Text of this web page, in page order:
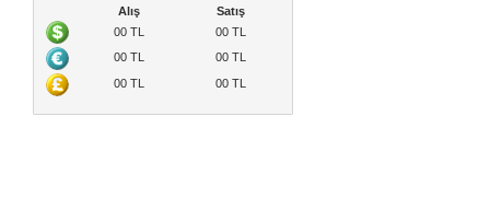
Alış
Satış
00TL 00 TL
00TL 00 TL
00TL 00 TL